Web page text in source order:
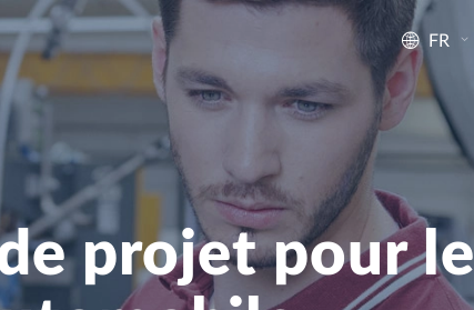
FR
projet pour le